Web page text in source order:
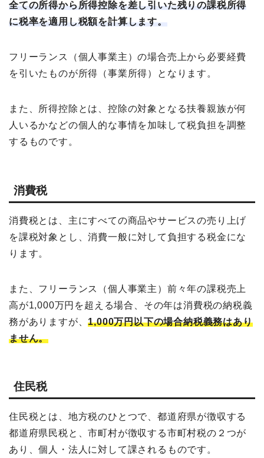
全ての所得から所得控除を差し引いた残りの課税所得
に税率を適用し税額を計算します。
フリーランス（個人事業主）の場合売上から必要経費
を引いたものが所得（事業所得）となります。
また、所得控除とは、控除の対象となる扶養親族が何
人いるかなどの個人的な事情を加味して税負担を調整
するものです。
消費税
消費税とは、主にすべての商品やサービスの売り上げ
を課税対象とし、消費一般に対して負担する税金にな
ります。
また、フリーランス（個人事業主）前々年の課税売上
高が1,000万円を超える場合、その年は消費税の納税義
務がありますが、1,000万円以下の場合納税義務はあり
ません。
住民税
住民税とは、地方税のひとつで、都道府県が徴収する
都道府県民税と、市町村が徴収する市町村税の２つが
あり、個人・法人に対して課されるものです。